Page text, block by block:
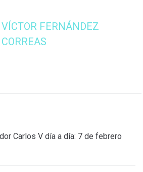
VÍCTOR FERNÁNDEZ
CORREAS
Carlos V día a día: 7 de febrero